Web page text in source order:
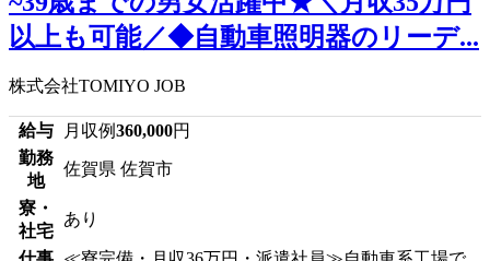
以上も可能／◆自動車照明器のリーデ...
株式会社TOMIYO JOB
給与 月収例360,000円
勤務
地
佐賀県 佐賀市
寮・
社宅
あり